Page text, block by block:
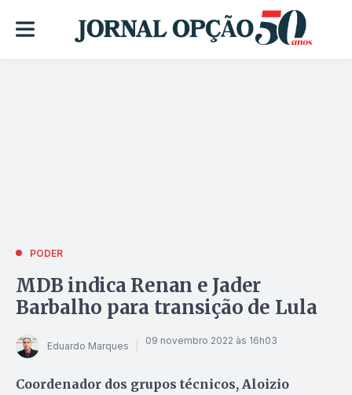
PODER
MDB indica Renan e Jader
Barbalho para transição de Lula
Eduardo Marques 09 novembro 2022 às 16h03
Coordenador dos grupos técnicos, Aloizio